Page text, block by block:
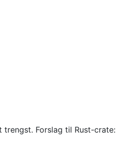
Forslag til Rust-crate: